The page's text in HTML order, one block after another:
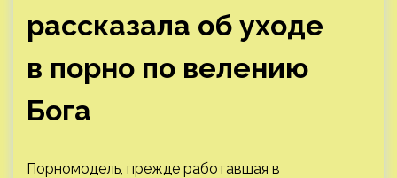
рассказала об уходе
в порно по велению
Бога
Порномодель, прежде работавшая в